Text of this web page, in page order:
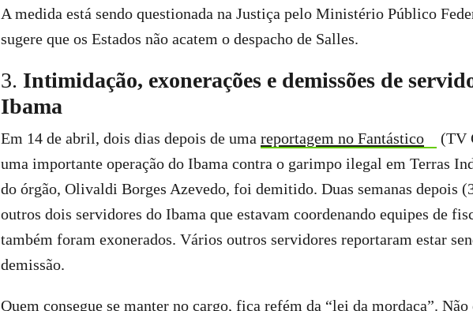
A medida está sendo questionada na Justiça pelo Ministério Público
sugere que os Estados não acatem o despacho de Salles.
3. Intimidação, exonerações e demissões de
Ibama
Em 14 de abril, dois dias depois de uma reportagem no Fantástico
(TV
uma importante operação do Ibama contra o garimpo ilegal em Terras
do órgão, Olivaldi Borges Azevedo, foi demitido. Duas semanas depois
outros dois servidores do Ibama que estavam coordenando equipes de
também foram exonerados. Vários outros servidores reportaram estar
demissão.
Quem consegue se manter no cargo, fica refém da “lei da mordaça”. Não